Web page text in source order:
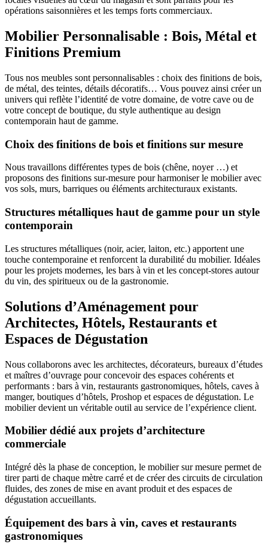
opérations saisonnières et les temps forts commerciaux.
Mobilier Personnalisable : Bois, Métal et
Finitions Premium
Tous nos meubles sont personnalisables : choix des finitions de bois,
de métal, des teintes, détails décoratifs… Vous pouvez ainsi créer un
univers qui reflète l’identité de votre domaine, de votre cave ou de
votre concept de boutique, du style authentique au design
contemporain haut de gamme.
Choix des finitions de bois et finitions sur mesure
Nous travaillons différentes types de bois (chêne, noyer …) et
proposons des finitions sur-mesure pour harmoniser le mobilier avec
vos sols, murs, barriques ou éléments architecturaux existants.
Structures métalliques haut de gamme pour un style
contemporain
Les structures métalliques (noir, acier, laiton, etc.) apportent une
touche contemporaine et renforcent la durabilité du mobilier. Idéales
pour les projets modernes, les bars à vin et les concept-stores autour
du vin, des spiritueux ou de la gastronomie.
Solutions d’Aménagement pour
Architectes, Hôtels, Restaurants et
Espaces de Dégustation
Nous collaborons avec les architectes, décorateurs, bureaux d’études
et maîtres d’ouvrage pour concevoir des espaces cohérents et
performants : bars à vin, restaurants gastronomiques, hôtels, caves à
manger, boutiques d’hôtels, Proshop et espaces de dégustation. Le
mobilier devient un véritable outil au service de l’expérience client.
Mobilier dédié aux projets d’architecture
commerciale
Intégré dès la phase de conception, le mobilier sur mesure permet de
tirer parti de chaque mètre carré et de créer des circuits de circulation
fluides, des zones de mise en avant produit et des espaces de
dégustation accueillants.
Équipement des bars à vin, caves et restaurants
gastronomiques